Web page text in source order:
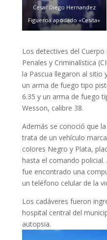
Cesar Diego Hernandez
Figueroa apodado «Cesita»
Los detectives del
Penales y Criminalística
la Pascua llegaron al sitio
un arma de fuego tipo
6.35 y un arma de fuego
Wesson, calibre 38.
Además se conoció que
trata de un vehículo
colores Negro y Plata,
hasta el comando
fue encontrado una
un teléfono celular de la
Los cadáveres fueron
hospital central del
autopsia.